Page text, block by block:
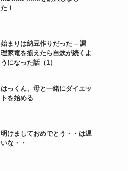
た！
始まりは納豆作りだった – 調
理家電を揃えたら自炊が続くよ
うになった話（1）
はっくん、母と一緒にダイエッ
トを始める
明けましておめでとう・・は遅
いな・・